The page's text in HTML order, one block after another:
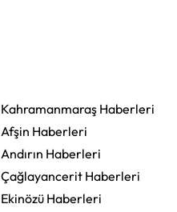
Kahramanmaraş Haberleri
Afşin Haberleri
Andırın Haberleri
Çağlayancerit Haberleri
Ekinözü Haberleri